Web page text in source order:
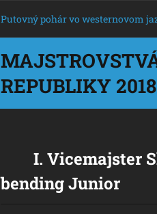
Putovný pohár vo westernovom
REPUBLIKY 2018
I. Vicemajster
bending Junior